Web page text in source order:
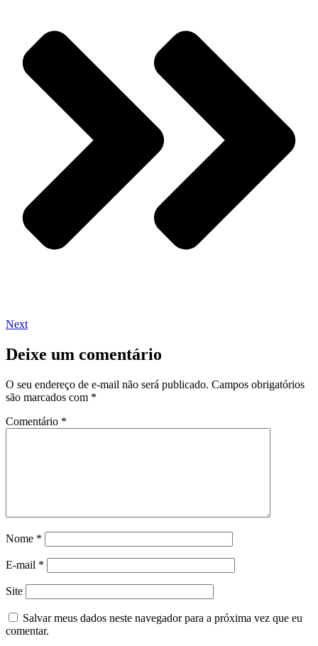
Next
Deixe um comentário
O seu endereço de e-mail não será publicado. Campos obrigatórios
são marcados com *
Comentário *
Nome *
E-mail *
Site
Salvar meus dados neste navegador para a próxima vez que eu
comentar.